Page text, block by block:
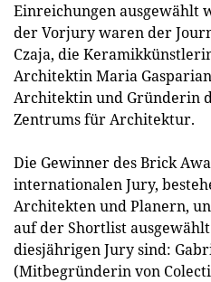
Einreichungen ausgewählt
der Vorjury waren der
Czaja, die
Architektin Maria
Architektin und Gründerin
Zentrums für Architektur.
Die Gewinner des Brick
internationalen Jury,
Architekten und Planern,
auf der Shortlist
diesjährigen Jury sind:
(Mitbegründerin von